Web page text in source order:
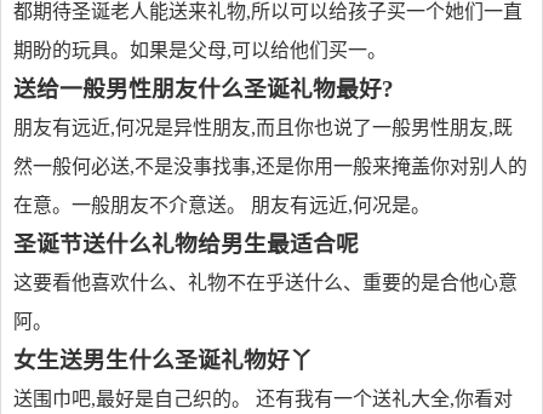
都期待圣诞老人能送来礼物,所以可以给孩子买一个她们一直
期盼的玩具。如果是父母,可以给他们买一。
送给一般男性朋友什么圣诞礼物最好?
朋友有远近,何况是异性朋友,而且你也说了一般男性朋友,既
然一般何必送,不是没事找事,还是你用一般来掩盖你对别人的
在意。一般朋友不介意送。 朋友有远近,何况是。
圣诞节送什么礼物给男生最适合呢
这要看他喜欢什么、礼物不在乎送什么、重要的是合他心意
阿。
女生送男生什么圣诞礼物好丫
送围巾吧,最好是自己织的。 还有我有一个送礼大全,你看对